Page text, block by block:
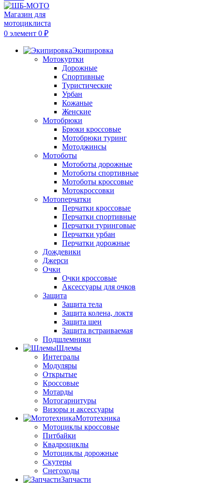
0 элемент 0 ₽
Экипировка
Мотокуртки
Дорожные
Спортивные
Туристические
Урбан
Кожаные
Женские
Мотобрюки
Брюки кроссовые
Мотобрюки туринг
Мотоджинсы
Мотоботы
Мотоботы дорожные
Мотоботы спортивные
Мотоботы кроссовые
Мотокроссовки
Мотоперчатки
Перчатки кроссовые
Перчатки спортивные
Перчатки туринговые
Перчатки урбан
Перчатки дорожные
Дождевики
Джерси
Очки
Очки кроссовые
Аксессуары для очков
Защита
Защита тела
Защита колена, локтя
Защита шеи
Защита встраиваемая
Подшлемники
Шлемы
Интегралы
Модуляры
Открытые
Кроссовые
Мотарды
Мотогарнитуры
Визоры и аксессуары
Мототехника
Мотоциклы кроссовые
Питбайки
Квадроциклы
Мотоциклы дорожные
Скутеры
Снегоходы
Запчасти